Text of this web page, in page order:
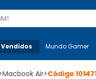
Mais-v-
Mundo Gamer
Macbook Air>Código